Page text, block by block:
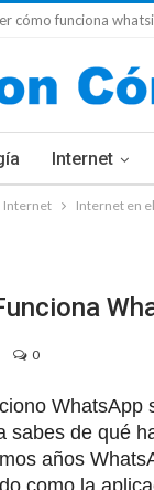
cómo funciona
Internet
Internet Internet en
0
WhatsApp
sabes de qué
años
como la